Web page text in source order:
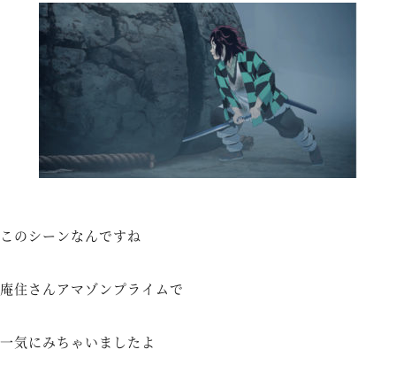
このシーンなんですね
庵住さんアマゾンプライムで
一気にみちゃいましたよ